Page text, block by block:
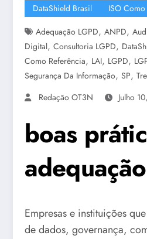
DataShield Brasil ISO
Adequação LGPD, ANPD,
Digital, Consultoria LGPD,
Como Referência, LAI, LGPD,
Segurança Da Informação, SP,
Redação OT3N
Julho
boas
Empresas e instituições
de dados, governança,